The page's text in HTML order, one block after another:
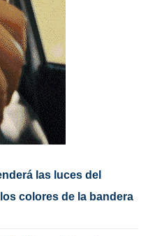
las luces del
colores de la bandera